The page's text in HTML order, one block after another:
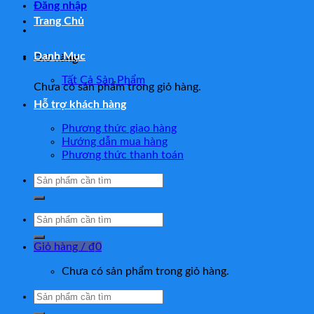
Đăng nhập
Giỏ hàng
Chưa có sản phẩm trong giỏ hàng.
Trang Chủ
Danh Mục
Tất Cả Sản Phẩm
Hỗ trợ khách hàng
Phương thức giao hàng
Hướng dẫn mua hàng
Phương thức thanh toán
Tìm
Tìm
Giỏ hàng / ₫0
Chưa có sản phẩm trong giỏ hàng.
Tìm